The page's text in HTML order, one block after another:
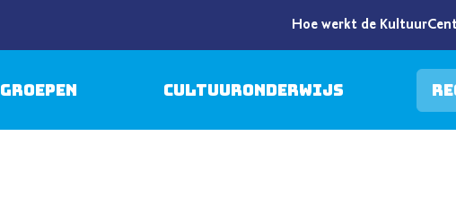
Hoe werkt de
Groepen Cultuuronderwijs